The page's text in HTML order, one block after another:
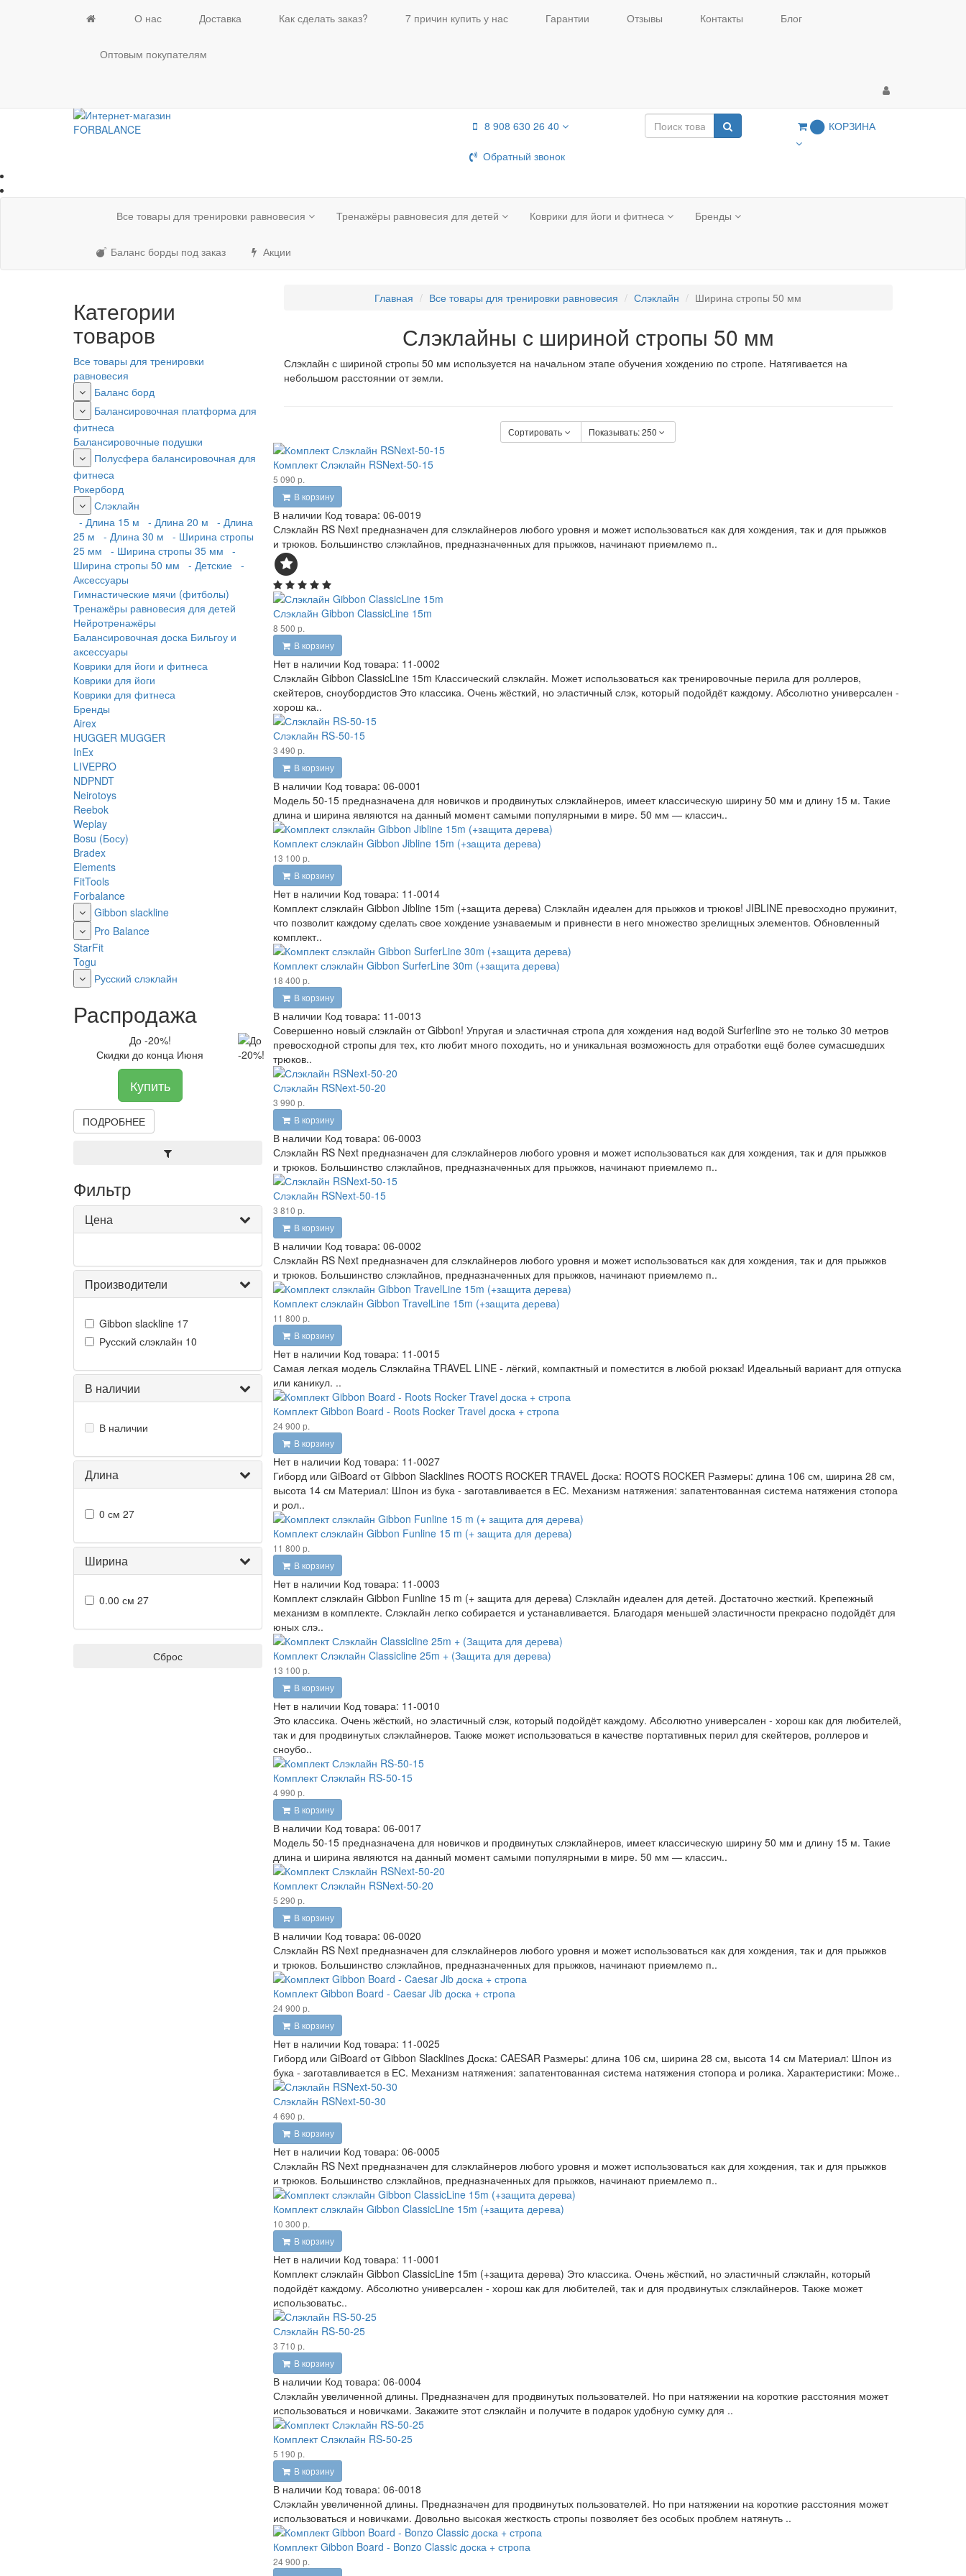
О нас Доставка Как сделать заказ? 7 причин купить у нас Гарантии Отзывы Контакты Блог
Оптовым покупателям
8 908 630 26 40
Обратный звонок
КОРЗИНА
Все товары для тренировки равновесия Тренажёры равновесия для детей Коврики для йоги и фитнеса Бренды
Баланс борды под заказ Акции
Категории
товаров
Все товары для тренировки
равновесия
Баланс борд
Балансировочная платформа для
фитнеса
Балансировочные подушки
Полусфера балансировочная для
фитнеса
Рокерборд
Слэклайн
- Длина 15 м
- Длина 20 м
- Длина
25 м
- Длина 30 м
- Ширина стропы
25 мм
- Ширина стропы 35 мм
-
Ширина стропы 50 мм
- Детские -
Аксессуары
Гимнастические мячи (фитболы)
Тренажёры равновесия для детей
Нейротренажёры
Балансировочная доска Бильгоу и
аксессуары
Коврики для йоги и фитнеса
Коврики для йоги
Коврики для фитнеса
Бренды
Airex
HUGGER MUGGER
InEx
LIVEPRO
NDPNDT
Neirotoys
Reebok
Weplay
Bosu (Босу)
Bradex
Elements
FitTools
Forbalance
Gibbon slackline
Pro Balance
StarFit
Togu
Русский слэклайн
Распродажа
До -20%!
Скидки до конца Июня
Купить
ПОДРОБНЕЕ
Фильтр
Цена
Производители
Gibbon slackline 17
Русский слэклайн 10
В наличии
В наличии
Длина
0 см 27
Ширина
0.00 см 27
Сброс
Главная Все товары для тренировки равновесия Слэклайн Ширина стропы 50 мм
Слэклайны с шириной стропы 50 мм
Слэклайн с шириной стропы 50 мм используется на начальном этапе обучения хождению по стропе. Натягивается на
небольшом расстоянии от земли.
Сортировать Показывать:250
Комплект Слэклайн RSNext-50-15
5 090 р.
В корзину
В наличии Код товара: 06-0019
Слэклайн RS Next предназначен для слэклайнеров любого уровня и может использоваться как для хождения, так и для прыжков
и трюков. Большинство слэклайнов, предназначенных для прыжков, начинают приемлемо п..
Слэклайн Gibbon ClassicLine 15m
8 500 р.
В корзину
Нет в наличии Код товара: 11-0002
Слэклайн Gibbon ClassicLine 15m Классический слэклайн. Может использоваться как тренировочные перила для роллеров,
скейтеров, сноубордистов Это классика. Очень жёсткий, но эластичный слэк, который подойдёт каждому. Абсолютно универсален -
хорош ка..
Слэклайн RS-50-15
3 490 р.
В корзину
В наличии Код товара: 06-0001
Модель 50-15 предназначена для новичков и продвинутых слэклайнеров, имеет классическую ширину 50 мм и длину 15 м. Такие
длина и ширина являются на данный момент самыми популярными в мире. 50 мм — классич..
Комплект слэклайн Gibbon Jibline 15m (+защита дерева)
13 100 р.
В корзину
Нет в наличии Код товара: 11-0014
Комплект слэклайн Gibbon Jibline 15m (+защита дерева) Слэклайн идеален для прыжков и трюков! JIBLINE превосходно пружинит,
что позволит каждому сделать свое хождение узнаваемым и привнести в него множество зрелищных элементов. Обновленный
комплект..
Комплект слэклайн Gibbon SurferLine 30m (+защита дерева)
18 400 р.
В корзину
В наличии Код товара: 11-0013
Совершенно новый слэклайн от Gibbon! Упругая и эластичная стропа для хождения над водой Surferline это не только 30 метров
превосходной стропы для тех, кто любит много походить, но и уникальная возможность для отработки ещё более сумасшедших
трюков..
Слэклайн RSNext-50-20
3 990 р.
В корзину
В наличии Код товара: 06-0003
Слэклайн RS Next предназначен для слэклайнеров любого уровня и может использоваться как для хождения, так и для прыжков
и трюков. Большинство слэклайнов, предназначенных для прыжков, начинают приемлемо п..
Слэклайн RSNext-50-15
3 810 р.
В корзину
В наличии Код товара: 06-0002
Слэклайн RS Next предназначен для слэклайнеров любого уровня и может использоваться как для хождения, так и для прыжков
и трюков. Большинство слэклайнов, предназначенных для прыжков, начинают приемлемо п..
Комплект слэклайн Gibbon TravelLine 15m (+защита дерева)
11 800 р.
В корзину
Нет в наличии Код товара: 11-0015
Самая легкая модель Слэклайна TRAVEL LINE - лёгкий, компактный и поместится в любой рюкзак! Идеальный вариант для отпуска
или каникул. ..
Комплект Gibbon Board - Roots Rocker Travel доска + стропа
24 900 р.
В корзину
Нет в наличии Код товара: 11-0027
Гиборд или GiBoard от Gibbon Slacklines ROOTS ROCKER TRAVEL Доска: ROOTS ROCKER Размеры: длина 106 см, ширина 28 см,
высота 14 см Материал: Шпон из бука - заготавливается в ЕС. Механизм натяжения: запатентованная система натяжения стопора
и рол..
Комплект слэклайн Gibbon Funline 15 m (+ защита для дерева)
11 800 р.
В корзину
Нет в наличии Код товара: 11-0003
Комплект слэклайн Gibbon Funline 15 m (+ защита для дерева) Слэклайн идеален для детей. Достаточно жесткий. Крепежный
механизм в комплекте. Слэклайн легко собирается и устанавливается. Благодаря меньшей эластичности прекрасно подойдёт для
юных слэ..
Комплект Слэклайн Classicline 25m + (Защита для дерева)
13 100 р.
В корзину
Нет в наличии Код товара: 11-0010
Это классика. Очень жёсткий, но эластичный слэк, который подойдёт каждому. Абсолютно универсален - хорош как для любителей,
так и для продвинутых слэклайнеров. Также может использоваться в качестве портативных перил для скейтеров, роллеров и
сноубо..
Комплект Слэклайн RS-50-15
4 990 р.
В корзину
В наличии Код товара: 06-0017
Модель 50-15 предназначена для новичков и продвинутых слэклайнеров, имеет классическую ширину 50 мм и длину 15 м. Такие
длина и ширина являются на данный момент самыми популярными в мире. 50 мм — классич..
Комплект Слэклайн RSNext-50-20
5 290 р.
В корзину
В наличии Код товара: 06-0020
Слэклайн RS Next предназначен для слэклайнеров любого уровня и может использоваться как для хождения, так и для прыжков
и трюков. Большинство слэклайнов, предназначенных для прыжков, начинают приемлемо п..
Комплект Gibbon Board - Caesar Jib доска + стропа
24 900 р.
В корзину
Нет в наличии Код товара: 11-0025
Гиборд или GiBoard от Gibbon Slacklines Доска: CAESAR Размеры: длина 106 см, ширина 28 см, высота 14 см Материал: Шпон из
бука - заготавливается в ЕС. Механизм натяжения: запатентованная система натяжения стопора и ролика. Характеристики: Може..
Слэклайн RSNext-50-30
4 690 р.
В корзину
Нет в наличии Код товара: 06-0005
Слэклайн RS Next предназначен для слэклайнеров любого уровня и может использоваться как для хождения, так и для прыжков
и трюков. Большинство слэклайнов, предназначенных для прыжков, начинают приемлемо п..
Комплект слэклайн Gibbon ClassicLine 15m (+защита дерева)
10 300 р.
В корзину
Нет в наличии Код товара: 11-0001
Комплект слэклайн Gibbon ClassicLine 15m (+защита дерева) Это классика. Очень жёсткий, но эластичный слэклайн, который
подойдёт каждому. Абсолютно универсален - хорош как для любителей, так и для продвинутых слэклайнеров. Также может
использоватьс..
Слэклайн RS-50-25
3 710 р.
В корзину
В наличии Код товара: 06-0004
Слэклайн увеличенной длины. Предназначен для продвинутых пользователей. Но при натяжении на короткие расстояния может
использоваться и новичками. Закажите этот слэклайн и получите в подарок удобную сумку для ..
Комплект Слэклайн RS-50-25
5 190 р.
В корзину
В наличии Код товара: 06-0018
Слэклайн увеличенной длины. Предназначен для продвинутых пользователей. Но при натяжении на короткие расстояния может
использоваться и новичками. Довольно высокая жесткость стропы позволяет без особых проблем натянуть ..
Комплект Gibbon Board - Bonzo Classic доска + стропа
24 900 р.